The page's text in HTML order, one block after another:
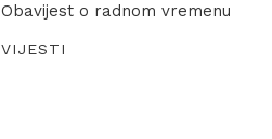
Obavijest o radnom vremenu
VIJESTI